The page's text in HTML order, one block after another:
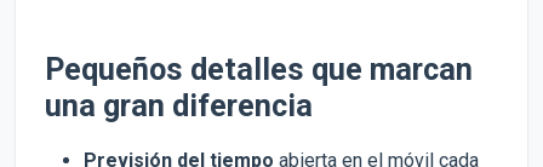
Pequeños detalles que marcan
una gran diferencia
Previsión del tiempo abierta en el móvil cada